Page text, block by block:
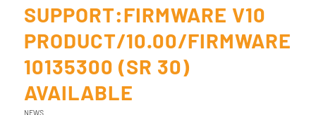
SUPPORT:FIRMWARE V10
PRODUCT/10.00/FIRMWARE
10135300 (SR 30)
AVAILABLE
NEWS